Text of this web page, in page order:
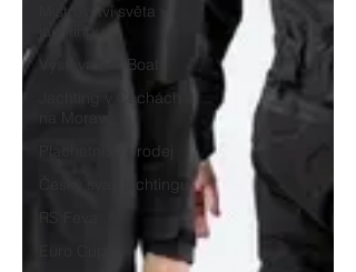
Mistrovství světa v
jachtingu
Výstava For Boat
Jachting v Čechách a
Plachetnice prodej
Český svaz jachtingu
RS Feva